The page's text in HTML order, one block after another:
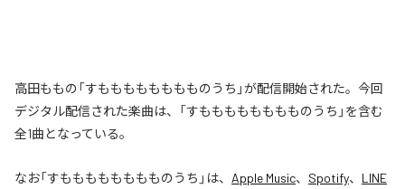
高田ももの「すもももももももものうち」が配信開始された。今回
デジタル配信された楽曲は、「すもももももももものうち」を含む
全1曲となっている。
なお「すもももももももものうち 」は、 Apple Music、 Spotify、 LINE